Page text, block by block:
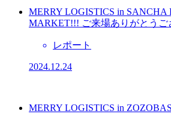
MERRY LOGISTICS in SANCHA
MARKET!!! ご来場ありがとうご
レポート
2024.12.24
MERRY LOGISTICS in